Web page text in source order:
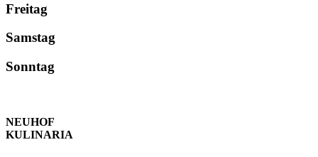
Freitag
Samstag
Sonntag
NEUHOF
KULINARIA